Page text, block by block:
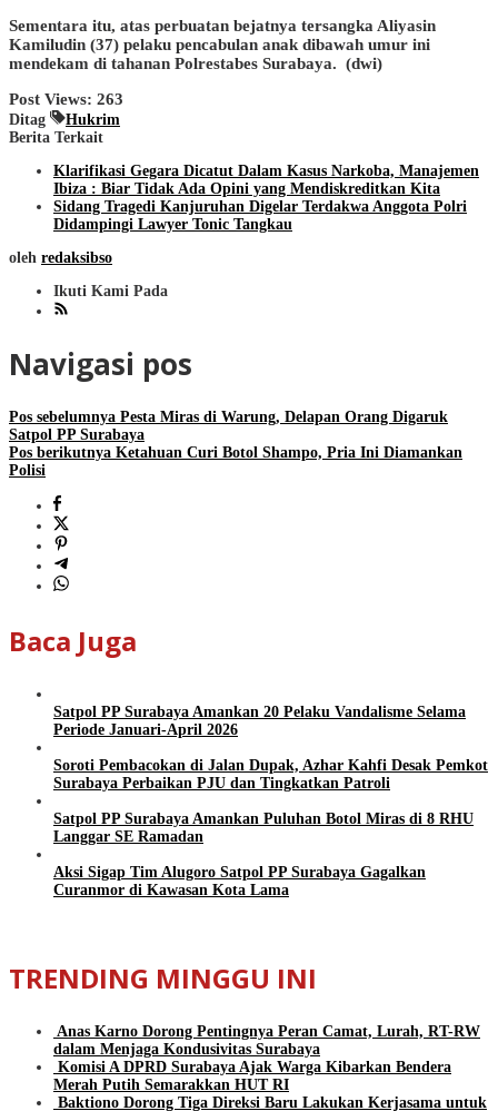
Sementara itu, atas perbuatan bejatnya tersangka Aliyasin
Kamiludin (37) pelaku pencabulan anak dibawah umur ini
mendekam di tahanan Polrestabes Surabaya. (dwi)
Post Views: 263
Ditag
Hukrim
Berita Terkait
Klarifikasi Gegara Dicatut Dalam Kasus Narkoba, Manajemen
Ibiza : Biar Tidak Ada Opini yang Mendiskreditkan Kita
Sidang Tragedi Kanjuruhan Digelar Terdakwa Anggota Polri
Didampingi Lawyer Tonic Tangkau
oleh redaksibso
Ikuti Kami Pada
Navigasi pos
Pos sebelumnya Pesta Miras di Warung, Delapan Orang Digaruk
Satpol PP Surabaya
Pos berikutnya Ketahuan Curi Botol Shampo, Pria Ini Diamankan
Polisi
Baca Juga
Satpol PP Surabaya Amankan 20 Pelaku Vandalisme Selama
Periode Januari-April 2026
Soroti Pembacokan di Jalan Dupak, Azhar Kahfi Desak Pemkot
Surabaya Perbaikan PJU dan Tingkatkan Patroli
Satpol PP Surabaya Amankan Puluhan Botol Miras di 8 RHU
Langgar SE Ramadan
Aksi Sigap Tim Alugoro Satpol PP Surabaya Gagalkan
Curanmor di Kawasan Kota Lama
TRENDING MINGGU INI
Anas Karno Dorong Pentingnya Peran Camat, Lurah, RT-RW
dalam Menjaga Kondusivitas Surabaya
Komisi A DPRD Surabaya Ajak Warga Kibarkan Bendera
Merah Putih Semarakkan HUT RI
Baktiono Dorong Tiga Direksi Baru Lakukan Kerjasama untuk